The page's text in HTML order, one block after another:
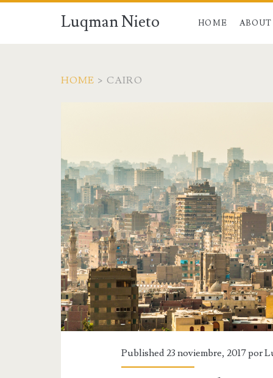
Luqman Nieto HOME ABOUT
HOME > CAIRO
Published 23 noviembre, 2017 por